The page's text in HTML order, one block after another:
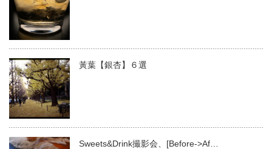
黃葉【銀杏】６選
Sweets&Drink撮影会、[Before->Af…